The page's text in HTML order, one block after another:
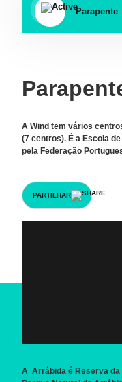
Parapente
A Wind tem vários
(7 centros). É a Escola
pela Federação
PARTILHAR
A Arrábida é Reserva da